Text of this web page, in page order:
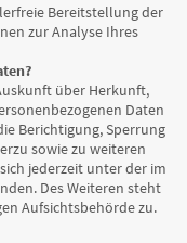
Bereitstellung der
zur Analyse Ihres
über Herkunft,
Daten
Berichtigung, Sperrung
sowie zu weiteren
jederzeit unter der im
Des Weiteren steht
Aufsichtsbehörde zu.